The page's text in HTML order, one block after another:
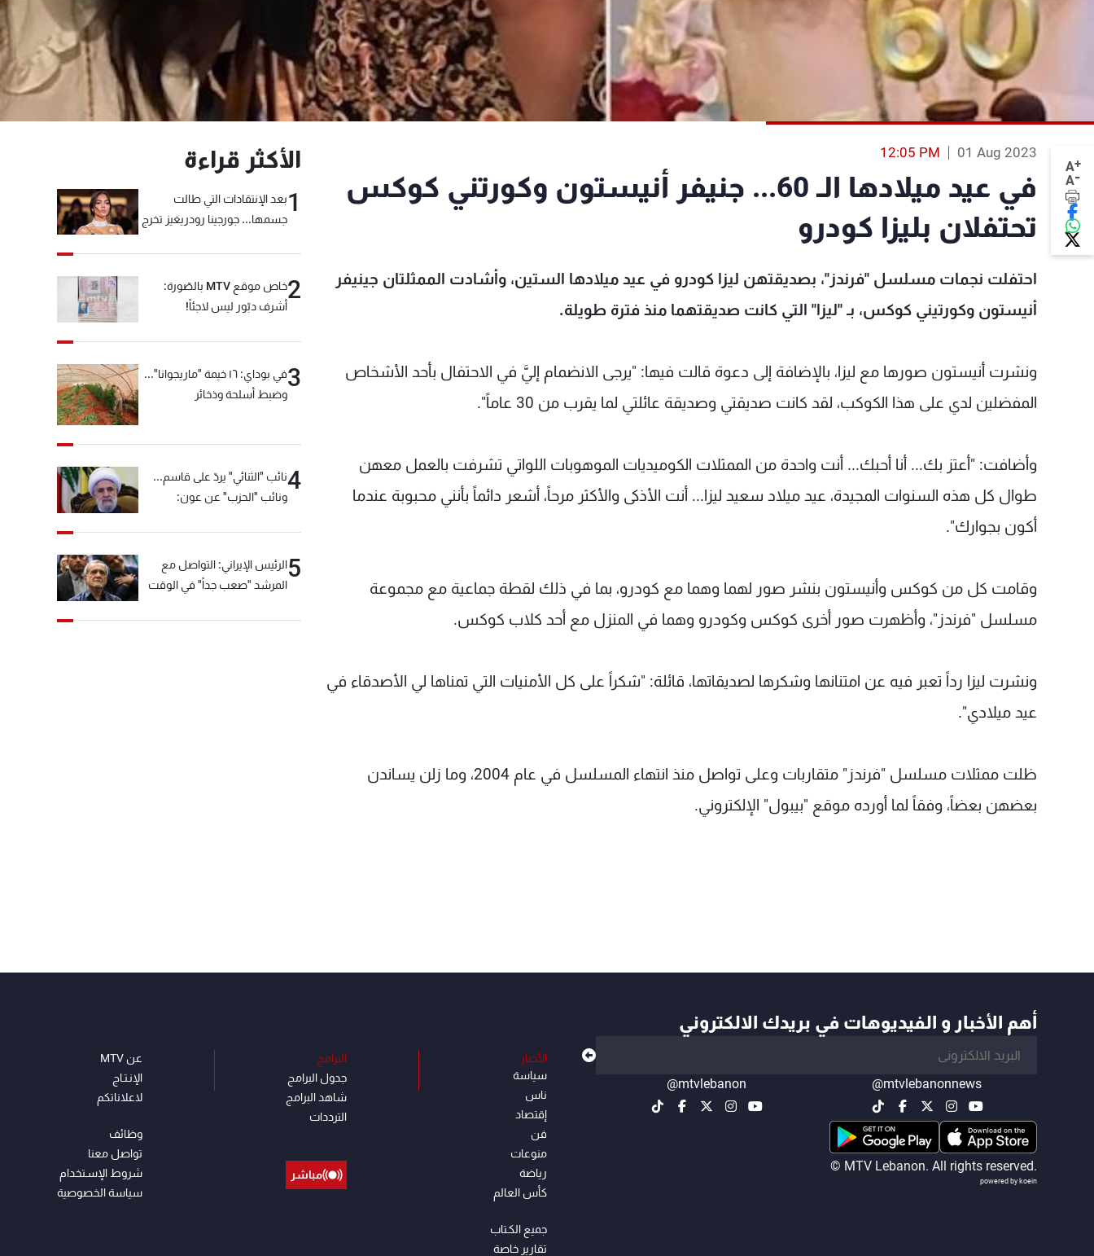
A+
A-
01 Aug 2023
12:05 PM
في عيد ‏ميلادها الـ 60... جنيفر أنيستون وكورتني كوكس
تحتفلان بليزا كودرو
احتفلت نجمات مسلسل "فرندز"، بصديقتهن ليزا كودرو في عيد ميلادها الستين، وأشادت الممثلتان جينيفر
‏أنيستون‎ ‎وكورتيني‎ ‎كوكس، بـ "ليزا" التي كانت صديقتهما منذ فترة ‏طويلة.
ونشرت أنيستون صورها مع ليزا، بالإضافة إلى دعوة ‏قالت فيها: "يرجى الانضمام إليَّ في الاحتفال بأحد الأشخاص
‏المفضلين لدي على هذا الكوكب، لقد كانت صديقتي وصديقة عائلتي ‏لما يقرب من 30 عاماً".
وأضافت: "أعتز بك... أنا أحبك... أنت ‏واحدة من الممثلات الكوميديات الموهوبات اللواتي تشرفت بالعمل ‏معهن
طوال كل هذه السنوات المجيدة، ‎عيد ‏ميلاد سعيد ليزا... أنت الأذكى والأكثر مرحاً، أشعر دائماً ‏بأنني محبوبة عندما
أكون بجوارك".
مسلسل "فرندز"، ‏وأظهرت صور أخرى كوكس وكودرو وهما في المنزل مع ‏أحد كلاب كوكس‎ .‎
ونشرت ليزا رداً تعبر فيه عن امتنانها وشكرها لصديقاتها، قائلة: "شكراً ‏على كل الأمنيات التي تمناها لي الأصدقاء في
عيد ميلادي".
ظلت ممثلات‎ ‎مسلسل "فرند‎ز" ‎متقاربات وعلى تواصل منذ انتهاء ‏المسلسل في عام ‏‎،2004‎‏ وما زلن يساندن
بعضهن بعضاً، وفقاً لما أورده موقع "بيبول" الإلكتروني.
الأكثر قراءة
1بعد الإنتقادات التي طالت
جسمها... جورجينا رودريغيز تخرج
2
خاص موقع MTV بالصّورة:
أشرف دبّور ليس لاجئاً!
3
في بوداي: ١٦ خيمة "ماريجوانا"...
وضبط أسلحة وذخائر
4نائب "الثنائي" يردّ على قاسم...
ونائب "الحزب" عن عون:
5الرئيس الإيراني: التواصل مع
المرشد "صعب جداً" في الوقت
أهم الأخبار و الفيديوهات في بريدك الالكتروني
@mtvlebanonnews
@mtvlebanon
© MTV Lebanon. All rights reserved.
powered by koein
الأخبار
سياسة
ناس
إقتصاد
فن
منوعات
رياضة
كأس العالم
جميع الكـتاب
تقارير خاصة
البرامج
جدول البرامج
شاهد البرامج
الترددات
مباشر
عن MTV
الإنـتـاج
لاعلاناتكم
وظائف
تواصل معنا
شروط الإسـتخدام
سياسة الخصوصية